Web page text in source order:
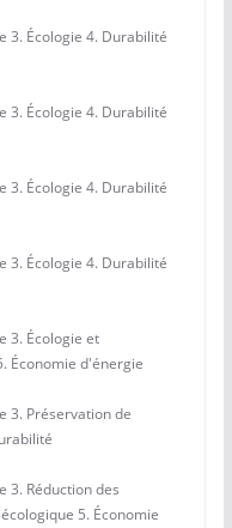
3. Écologie 4. Durabilité
3. Écologie 4. Durabilité
3. Écologie 4. Durabilité
3. Écologie 4. Durabilité
3. Écologie et
Économie d'énergie
3. Préservation de
3. Réduction des
5. Économie